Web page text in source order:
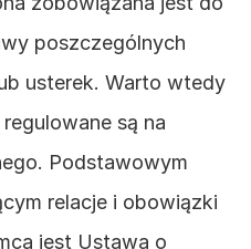
poszczególnych
usterek. Warto wtedy
są na
Podstawowym
relacje i obowiązki
jest Ustawa o